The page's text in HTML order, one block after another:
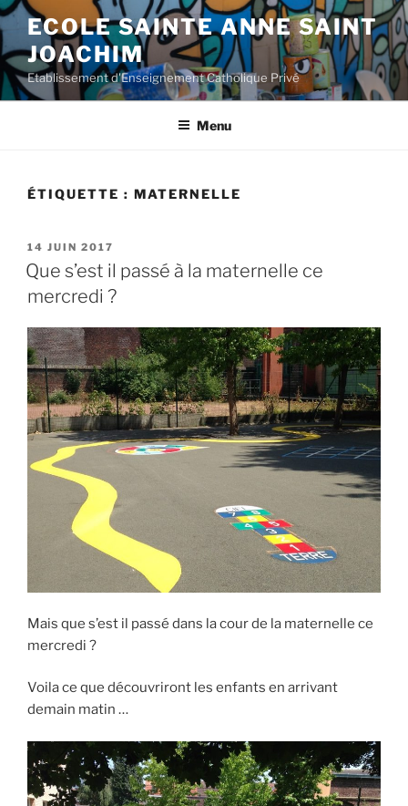
Aller
au
contenu
principal
ECOLE SAINTE ANNE SAINT
JOACHIM
Etablissement d'Enseignement Catholique Privé
Menu
ÉTIQUETTE : MATERNELLE
PUBLIÉ
LE
14 JUIN 2017
Que s’est il passé à la maternelle ce
mercredi ?
Mais que s’est il passé dans la cour de la maternelle ce
mercredi ?
Voila ce que découvriront les enfants en arrivant
demain matin …